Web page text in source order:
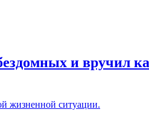
и вручил
жизненной ситуации.